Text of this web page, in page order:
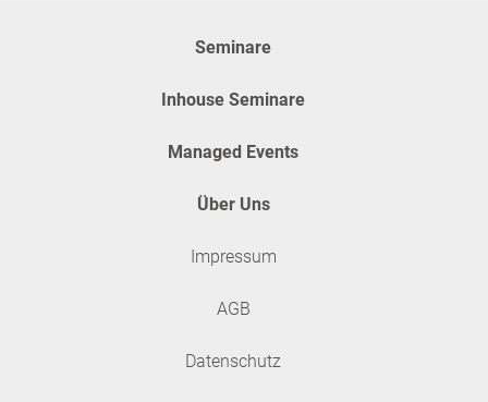
Seminare
Inhouse Seminare
Managed Events
Über Uns
Impressum
AGB
Datenschutz